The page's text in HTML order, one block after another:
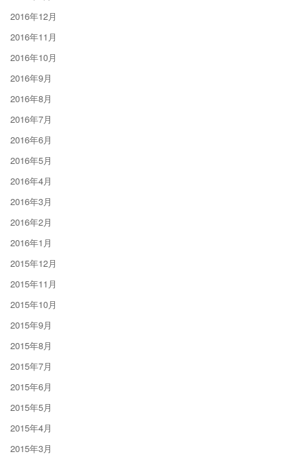
2016年12月
2016年11月
2016年10月
2016年9月
2016年8月
2016年7月
2016年6月
2016年5月
2016年4月
2016年3月
2016年2月
2016年1月
2015年12月
2015年11月
2015年10月
2015年9月
2015年8月
2015年7月
2015年6月
2015年5月
2015年4月
2015年3月